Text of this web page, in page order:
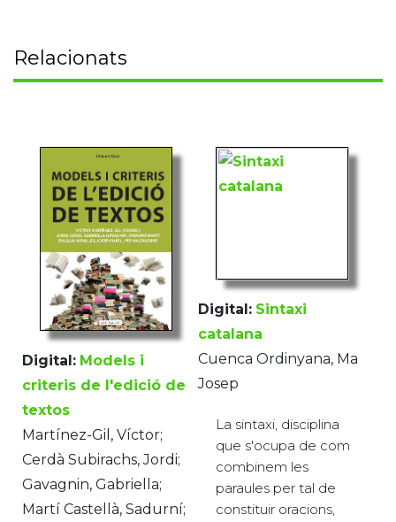
Relacionats
Digital: Models i
criteris de l'edició de
textos
Martínez-Gil, Víctor;
Cerdà Subirachs, Jordi;
Gavagnin, Gabriella;
Martí Castellà, Sadurní;
Digital: Sintaxi
catalana
Cuenca Ordinyana, Ma
Josep
La sintaxi, disciplina
que s'ocupa de com
combinem les
paraules per tal de
constituir oracions,